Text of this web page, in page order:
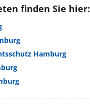
finden Sie hier:
Hamburg